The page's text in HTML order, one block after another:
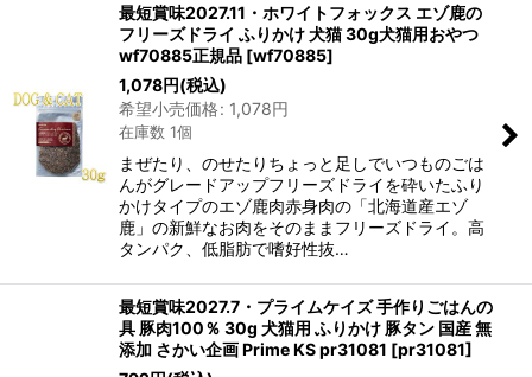
最短賞味2027.11・ホワイトフォックス エゾ鹿の
フリーズドライ ふりかけ 犬猫 30g犬猫用おやつ
wf70885正規品 [wf70885]
1,078円(税込)
希望小売価格: 1,078円
在庫数 1個
まぜたり、のせたりちょっと足しでいつものごは
んがグレードアップフリーズドライを砕いたふり
かけタイプのエゾ鹿肉赤身肉の「北海道産エゾ
鹿」の新鮮なお肉をそのままフリーズドライ。高
タンパク、低脂肪で嗜好性抜…
最短賞味2027.7・プライムケイズ 手作りごはんの
具 豚肉100％ 30g 犬猫用 ふりかけ 豚タン 国産 無
添加 さかい企画 Prime KS pr31081 [pr31081]